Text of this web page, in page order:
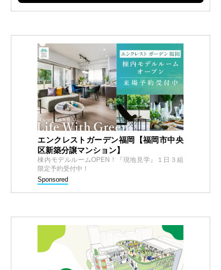
エンクレストガーデン福岡【福岡市中央
区新築分譲マンション】
棟内モデルルームOPEN！『現地見学』１日３組
限定予約受付中！
Sponsored